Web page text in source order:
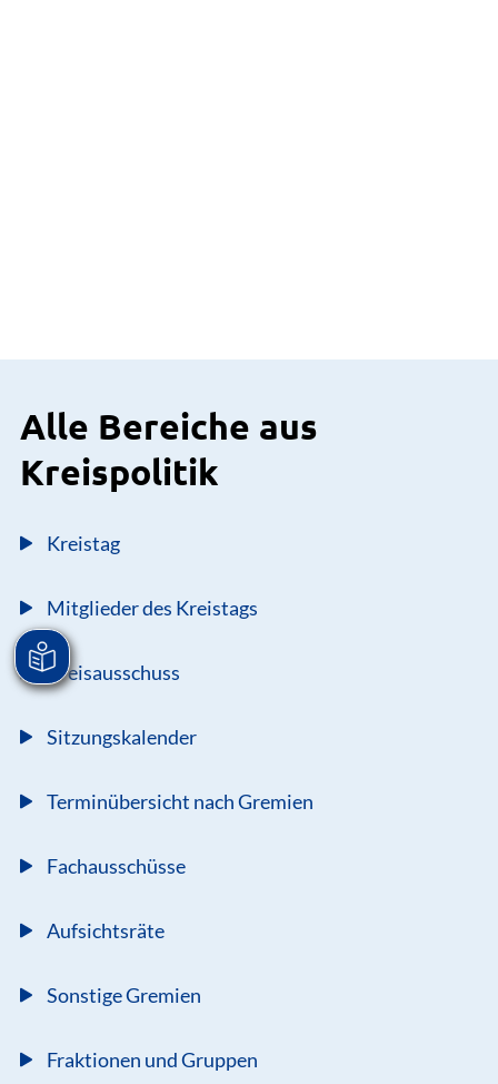
Alle Bereiche aus
Kreispolitik
Kreistag
Mitglieder des Kreistags
Kreisausschuss
Sitzungskalender
Terminübersicht nach Gremien
Fachausschüsse
Aufsichtsräte
Sonstige Gremien
Fraktionen und Gruppen